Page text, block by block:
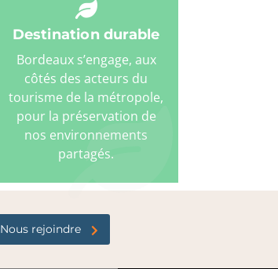
Destination durable
Bordeaux s’engage, aux
côtés des acteurs du
tourisme de la métropole,
pour la préservation de
nos environnements
partagés.
Nous rejoindre